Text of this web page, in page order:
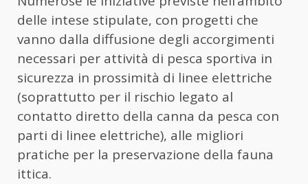
delle intese stipulate, con progetti che
vanno dalla diffusione degli accorgimenti
necessari per attività di pesca sportiva in
sicurezza in prossimità di linee elettriche
(soprattutto per il rischio legato al
contatto diretto della canna da pesca con
parti di linee elettriche), alle migliori
pratiche per la preservazione della fauna
ittica.